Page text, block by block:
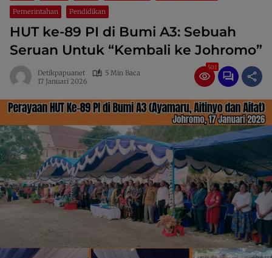
Pemerintahan Pendidikan
HUT ke-89 PI di Bumi A3: Sebuah
Seruan Untuk “Kembali ke Johromo”
Detikpapuanet
5 Min Baca
17 Januari 2026
501